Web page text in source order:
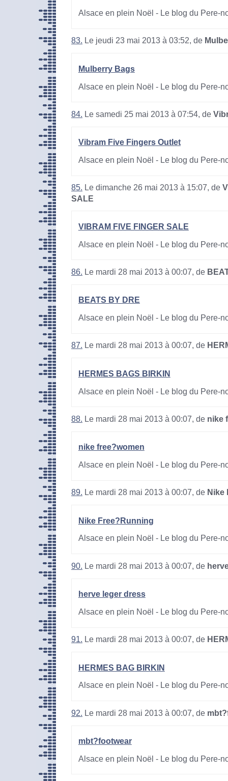
Alsace en plein Noël - Le blog du Pere-
83. Le jeudi 23 mai 2013 à 03:52, de
Mulberry Bags
Alsace en plein Noël - Le blog du Pere-
84. Le samedi 25 mai 2013 à 07:54, de
Vibram Five Fingers Outlet
Alsace en plein Noël - Le blog du Pere-
85. Le dimanche 26 mai 2013 à 15:07, de
SALE
VIBRAM FIVE FINGER SALE
Alsace en plein Noël - Le blog du Pere-
86. Le mardi 28 mai 2013 à 00:07, de
BEATS BY DRE
Alsace en plein Noël - Le blog du Pere-
87. Le mardi 28 mai 2013 à 00:07, de
HERMES BAGS BIRKIN
Alsace en plein Noël - Le blog du Pere-
88. Le mardi 28 mai 2013 à 00:07, de nike
nike free?women
Alsace en plein Noël - Le blog du Pere-
89. Le mardi 28 mai 2013 à 00:07, de Nike
Nike Free?Running
Alsace en plein Noël - Le blog du Pere-
90. Le mardi 28 mai 2013 à 00:07, de
herve leger dress
Alsace en plein Noël - Le blog du Pere-
91. Le mardi 28 mai 2013 à 00:07, de
HERMES BAG BIRKIN
Alsace en plein Noël - Le blog du Pere-
92. Le mardi 28 mai 2013 à 00:07, de
mbt?footwear
Alsace en plein Noël - Le blog du Pere-